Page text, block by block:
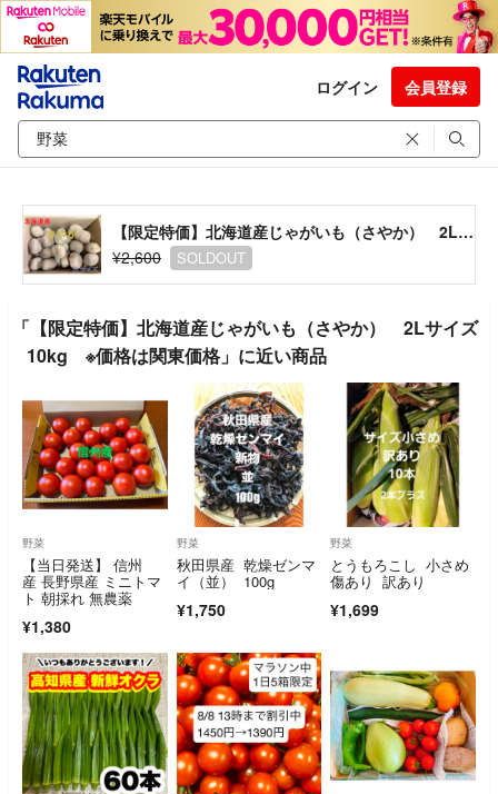
ログイン 会員登録
【限定特価】北海道産じゃがいも（さやか） 2Lサイズ10kg ※価格は関東価格
¥2,600
SOLDOUT
「【限定特価】北海道産じゃがいも（さやか） 2Lサイズ
10kg ※価格は関東価格」に近い商品
野菜
【当日発送】 信州
産 長野県産 ミニトマ
ト 朝採れ 無農薬
¥1,380
野菜
秋田県産 乾燥ゼンマ
イ（並） 100g
¥1,750
野菜
とうもろこし 小さめ
傷あり 訳あり
¥1,699